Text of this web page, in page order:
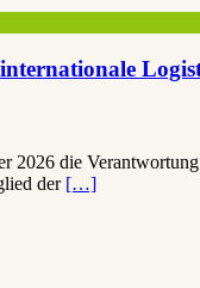
2026 die
der […]